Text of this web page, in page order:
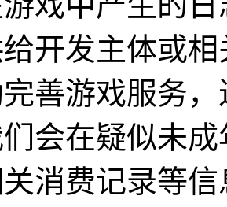
开发主体或
善游戏服务
会在疑似未
消费记录等